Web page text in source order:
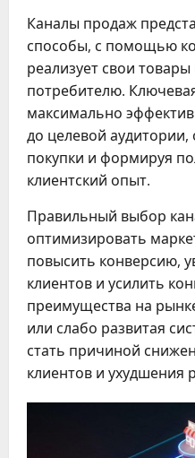
Каналы продаж
способы, с помощью
реализует свои
потребителю.
максимально
до целевой аудитории,
покупки и формируя
клиентский опыт.
Правильный выбор
оптимизировать
повысить конверсию,
клиентов и усилить
преимущества на
или слабо развитая
стать причиной
клиентов и ухудшения